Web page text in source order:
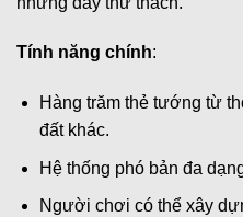
Tính năng chính:
Hàng trăm thẻ tướng từ
đất khác.
Hệ thống phó bản đa
Người chơi có thể xây